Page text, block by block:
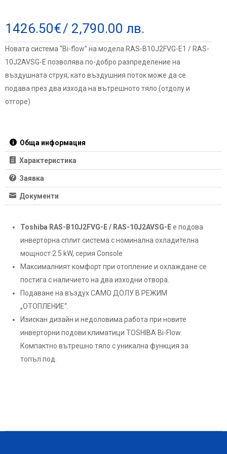
1426.50€/ 2,790.00 лв.
Новата система “Bi-flow” на модела RAS-B10J2FVG-E1 / RAS-
10J2AVSG-E позволява по-добрo разпределение на
въздушната струя, като въздушния поток може да се
подава през два изхода на вътрешното тяло (отдолу и
отгоре)
Обща информация
Характеристика
Заявка
Документи
Toshiba RAS-B10J2FVG-E / RAS-10J2AVSG-Eе подова
инверторна сплит система с номинална охладителна
мощност 2.5 kW, серия Console
Максималният комфорт при отопление и охлаждане се
постига с наличието на два изходни отвора.
Подаване на въздух САМО ДОЛУ В РЕЖИМ
„ОТОПЛЕНИЕ“.
Изискан дизайн и недоловима работа при новите
инверторни подови климатици TOSHIBA Bi-Flow.
Компактно вътрешно тяло с уникална функция за
топъл под.